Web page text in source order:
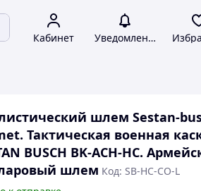
Кабинет Уведомления
шлем Sestan-
Тактическая военная
BUSCH BK-ACH-HC.
шлем Код: SB-HC-CO-L